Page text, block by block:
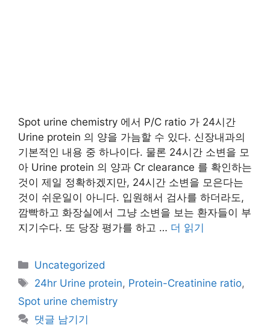
Spot urine chemistry 에서 P/C ratio 가 24시간
Urine protein 의 양을 가늠할 수 있다. 신장내과의
기본적인 내용 중 하나이다. 물론 24시간 소변을 모
아 Urine protein 의 양과 Cr clearance 를 확인하는
것이 제일 정확하겠지만, 24시간 소변을 모은다는
것이 쉬운일이 아니다. 입원해서 검사를 하더라도,
깜빡하고 화장실에서 그냥 소변을 보는 환자들이 부
지기수다. 또 당장 평가를 하고 … 더 읽기
카
테
리
Uncategorized
태
그
24hr Urine protein, Protein-Creatinine ratio,
Spot urine chemistry
댓글 남기기